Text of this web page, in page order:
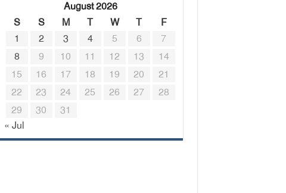
August 2026
S
S M T W T
F
1
2 3 4 5 6
7
8
9 10 11 12 13
14
15
16 17 18 19 20
21
22
23 24 25 26 27
28
29
30
31
« Jul